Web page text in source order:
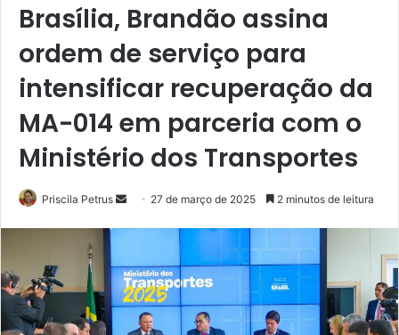
Brasília, Brandão assina
ordem de serviço para
intensificar recuperação da
MA-014 em parceria com o
Ministério dos Transportes
Priscila Petrus
e
u
m
27 de março de 2025 2 minutos de leitura